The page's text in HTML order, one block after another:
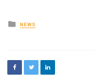
NEWS